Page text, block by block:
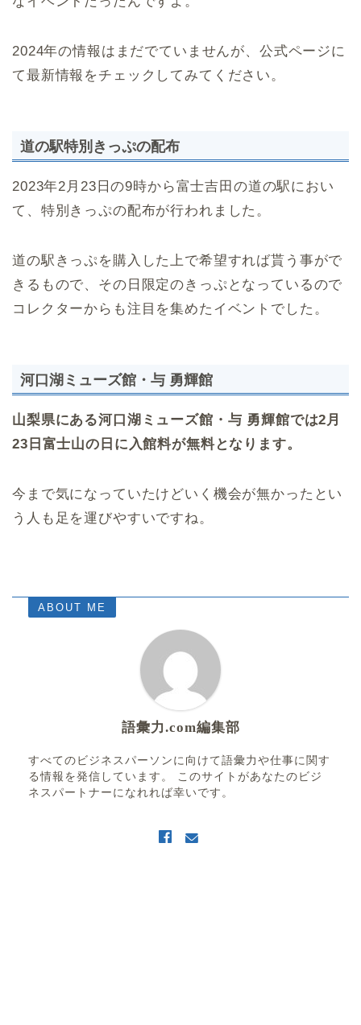
2024年の情報はまだでていませんが、公式ページに
て最新情報をチェックしてみてください。
道の駅特別きっぷの配布
2023年2月23日の9時から富士吉田の道の駅におい
て、特別きっぷの配布が行われました。
道の駅きっぷを購入した上で希望すれば貰う事がで
きるもので、その日限定のきっぷとなっているので
コレクターからも注目を集めたイベントでした。
河口湖ミューズ館・与 勇輝館
山梨県にある河口湖ミューズ館・与 勇輝館では2月
23日富士山の日に入館料が無料となります。
今まで気になっていたけどいく機会が無かったとい
う人も足を運びやすいですね。
ABOUT ME
語彙力.com編集部
すべてのビジネスパーソンに向けて語彙力や仕事に関す
る情報を発信しています。 このサイトがあなたのビジ
ネスパートナーになれれば幸いです。